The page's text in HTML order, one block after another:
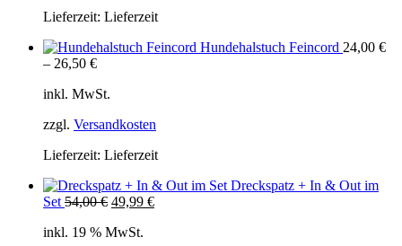
Lieferzeit: Lieferzeit
Hundehalstuch Feincord 24,00 €
– 26,50 €
inkl. MwSt.
zzgl. Versandkosten
Lieferzeit: Lieferzeit
Dreckspatz + In & Out im
Set 54,00€ Ursprünglicher
war:
49,99 €Aktueller
inkl. 19 % MwSt.